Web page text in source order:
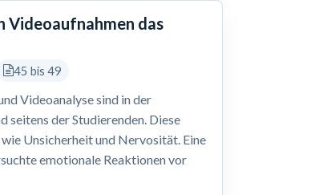
Videoaufnahmen das
45 bis 49
Videoanalyse sind in der
der Studierenden. Diese
Unsicherheit und Nervosität. Eine
emotionale Reaktionen vor